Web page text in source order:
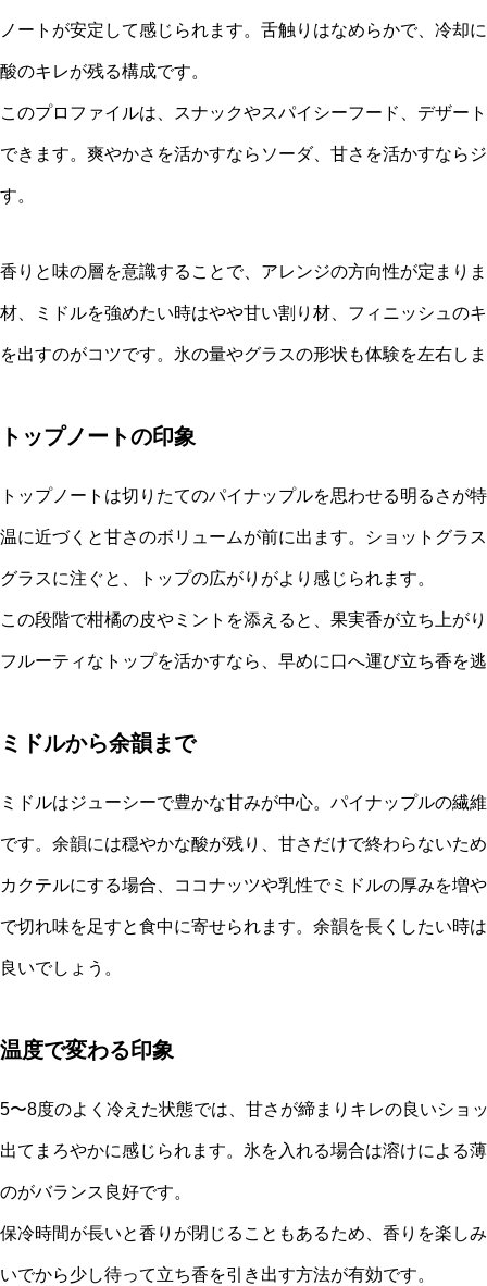
ノートが安定して感じられます。舌触りはなめらかで、冷却
酸のキレが残る構成です。
このプロファイルは、スナックやスパイシーフード、デザー
できます。爽やかさを活かすならソーダ、甘さを活かすなら
す。
香りと味の層を意識することで、アレンジの方向性が定まり
材、ミドルを強めたい時はやや甘い割り材、フィニッシュの
を出すのがコツです。氷の量やグラスの形状も体験を左右し
トップノートの印象
トップノートは切りたてのパイナップルを思わせる明るさが
温に近づくと甘さのボリュームが前に出ます。ショットグラ
グラスに注ぐと、トップの広がりがより感じられます。
この段階で柑橘の皮やミントを添えると、果実香が立ち上が
フルーティなトップを活かすなら、早めに口へ運び立ち香を
ミドルから余韻まで
ミドルはジューシーで豊かな甘みが中心。パイナップルの繊
です。余韻には穏やかな酸が残り、甘さだけで終わらないた
カクテルにする場合、ココナッツや乳性でミドルの厚みを増
で切れ味を足すと食中に寄せられます。余韻を長くしたい時
良いでしょう。
温度で変わる印象
5〜8度のよく冷えた状態では、甘さが締まりキレの良いショ
出てまろやかに感じられます。氷を入れる場合は溶けによる
のがバランス良好です。
保冷時間が長いと香りが閉じることもあるため、香りを楽し
いでから少し待って立ち香を引き出す方法が有効です。